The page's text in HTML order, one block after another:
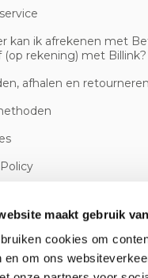
maakt gebruik
cookies om
en om ons
kan ik afrekenen met
(op rekening) met Billink?
afhalen en retourneren